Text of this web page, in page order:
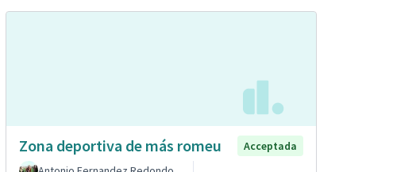
Zona deportiva de más romeu
Acceptada